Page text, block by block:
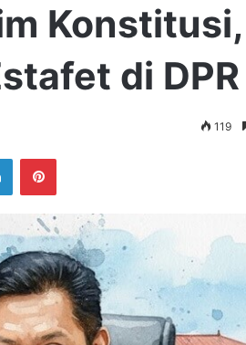
di DPR
119
LinkedInPinterest